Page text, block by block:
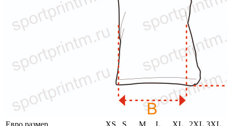
Евро размер XS S M L XL 2XL 3XL